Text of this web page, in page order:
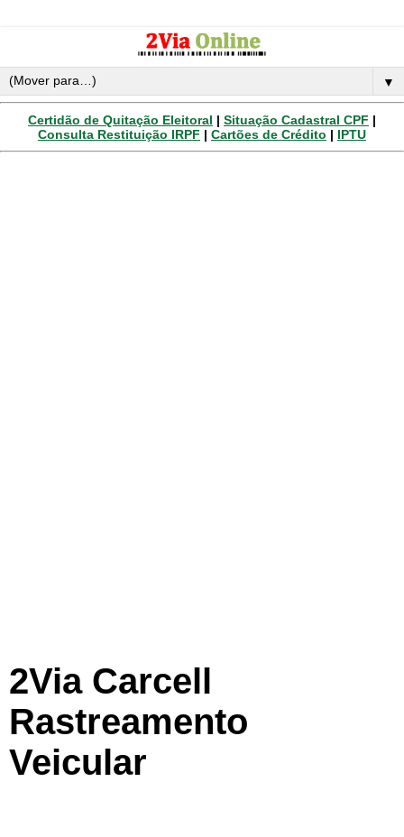
▼
Certidão de Quitação Eleitoral | Situação Cadastral CPF |
Consulta Restituição IRPF | Cartões de Crédito | IPTU
2Via Carcell
Rastreamento
Veicular